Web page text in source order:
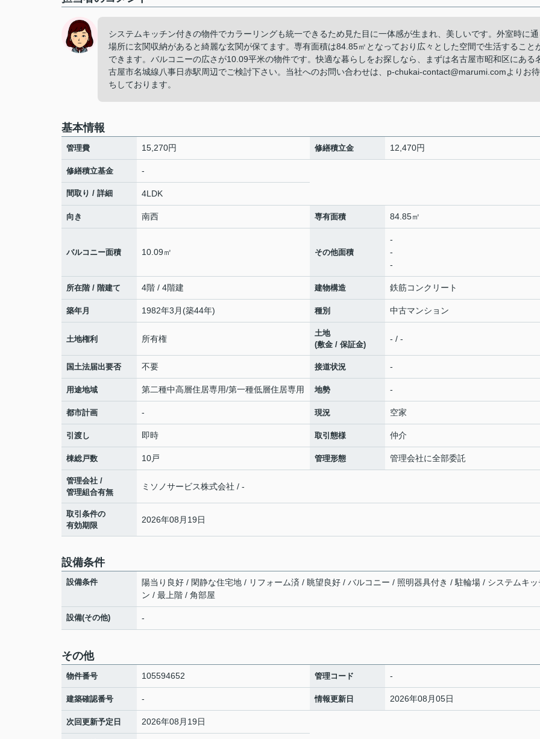
システムキッチン付きの物件でカラーリングも統一できるため見た目に一体感が生まれ、美しいです。外室時に
場所に玄関収納があると綺麗な玄関が保てます。専有面積は84.85㎡となっており広々とした空間で生活すること
できます。バルコニーの広さが10.09平米の物件です。快適な暮らしをお探しなら、まずは名古屋市昭和区にある
古屋市名城線八事日赤駅周辺でご検討下さい。当社へのお問い合わせは、p-chukai-contact@marumi.comよりお待
ちしております。
基本情報
管理費 15,270円 修繕積立金 12,470円
修繕積立基金 -
間取り / 詳細 4LDK
向き 南西 専有面積 84.85㎡
バルコニー面積 10.09㎡ その他面積
-
-
-
所在階 / 階建て 4階 / 4階建 建物構造 鉄筋コンクリート
築年月 1982年3月(築44年) 種別 中古マンション
土地権利 所有権
土地
(敷金 / 保証金)
- / -
国土法届出要否 不要 接道状況 -
用途地域 第二種中高層住居専用/第一種低層住居専用 地勢 -
都市計画 - 現況 空家
引渡し 即時 取引態様 仲介
棟総戸数 10戸 管理形態 管理会社に全部委託
管理会社 /
管理組合有無
ミソノサービス株式会社 / -
取引条件の
有効期限
2026年08月19日
設備条件
設備条件
陽当り良好 / 閑静な住宅地 / リフォーム済 / 眺望良好 / バルコニー / 照明器具付き / 駐輪場 / システムキッ
ン / 最上階 / 角部屋
設備(その他) -
その他
物件番号 105594652 管理コード -
建築確認番号 - 情報更新日 2026年08月05日
次回更新予定日 2026年08月19日